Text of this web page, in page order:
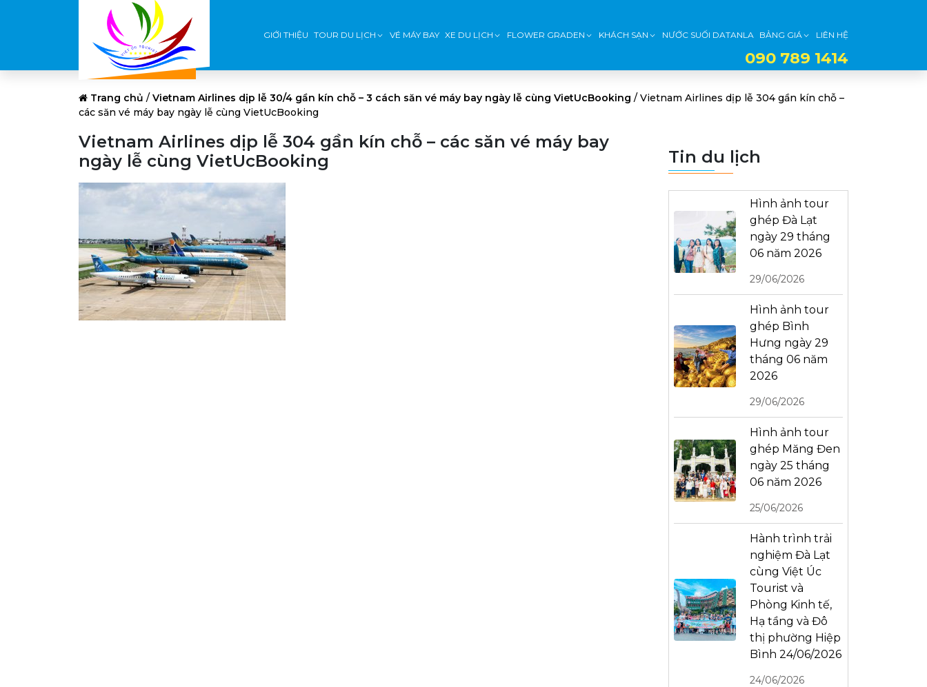
GIỚI THIỆU TOUR DU LỊCH VÉ MÁY BAY XE DU LỊCH FLOWER GRADEN KHÁCH SẠN NƯỚC SUỐI DATANLA BẢNG GIÁ LIÊN HỆ
090 789 1414
Trang chủ / Vietnam Airlines dịp lễ 30/4 gần kín chỗ – 3 cách săn vé máy bay ngày lễ cùng VietUcBooking / Vietnam Airlines dịp lễ 304 gần kín chỗ –
các săn vé máy bay ngày lễ cùng VietUcBooking
Vietnam Airlines dịp lễ 304 gần kín chỗ – các săn vé máy bay
ngày lễ cùng VietUcBooking
Tin du lịch
Hình ảnh tour
ghép Đà Lạt
ngày 29 tháng
06 năm 2026
29/06/2026
Hình ảnh tour
ghép Bình
Hưng ngày 29
tháng 06 năm
2026
29/06/2026
Hình ảnh tour
ghép Măng Đen
ngày 25 tháng
06 năm 2026
25/06/2026
Hành trình trải
nghiệm Đà Lạt
cùng Việt Úc
Tourist và
Phòng Kinh tế,
Hạ tầng và Đô
thị phường Hiệp
Bình 24/06/2026
24/06/2026